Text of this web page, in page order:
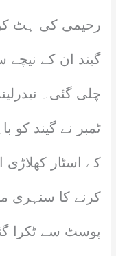
رحیمی کی ہٹ
گیند ان کے نیچے
چلی گئی۔
ٹمبر نے گیند کو
کے اسٹار
کرنے کا سنہری
پوسٹ سے ٹکرا